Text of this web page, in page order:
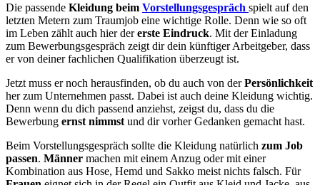
Die passende Kleidung beim Vorstellungsgespräch spielt auf den
letzten Metern zum Traumjob eine wichtige Rolle. Denn wie so oft
im Leben zählt auch hier dererste Eindruck. Mit der Einladung
zum Bewerbungsgespräch zeigt dir dein künftiger Arbeitgeber, dass
er von deiner fachlichen Qualifikation überzeugt ist.
Jetzt muss er noch herausfinden, ob du auch von derPersönlichkeit
her zum Unternehmen passt. Dabei ist auch deine Kleidung wichtig.
Denn wenn du dich passend anziehst, zeigst du, dass du die
Bewerbung ernst nimmst und dir vorher Gedanken gemacht hast.
Beim Vorstellungsgespräch sollte die Kleidung natürlich zum Job
passen. Männer machen mit einem Anzug oder mit einer
Kombination aus Hose, Hemd und Sakko meist nichts falsch. Für